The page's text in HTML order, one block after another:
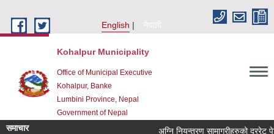
English
नेपाली
Kohalpur Municipality
Office of Municipal Executive
Kohalpur, Banke
Lumbini Province, Nepal
Government of Nepal
समाचार